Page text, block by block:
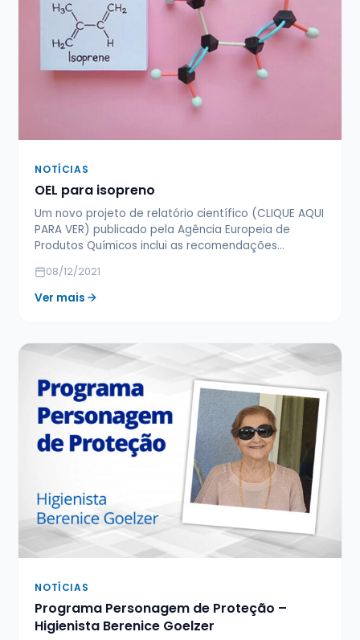
NOTÍCIAS
OEL para isopreno
Um novo projeto de relatório científico (CLIQUE AQUI
PARA VER) publicado pela Agência Europeia de
Produtos Químicos inclui as recomendações…
08/12/2021
Ver mais
NOTÍCIAS
Programa Personagem de Proteção –
Higienista Berenice Goelzer